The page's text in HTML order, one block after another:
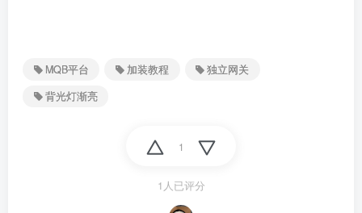
MQB平台 加装教程
独立网关
背光灯渐亮
1
1人已评分